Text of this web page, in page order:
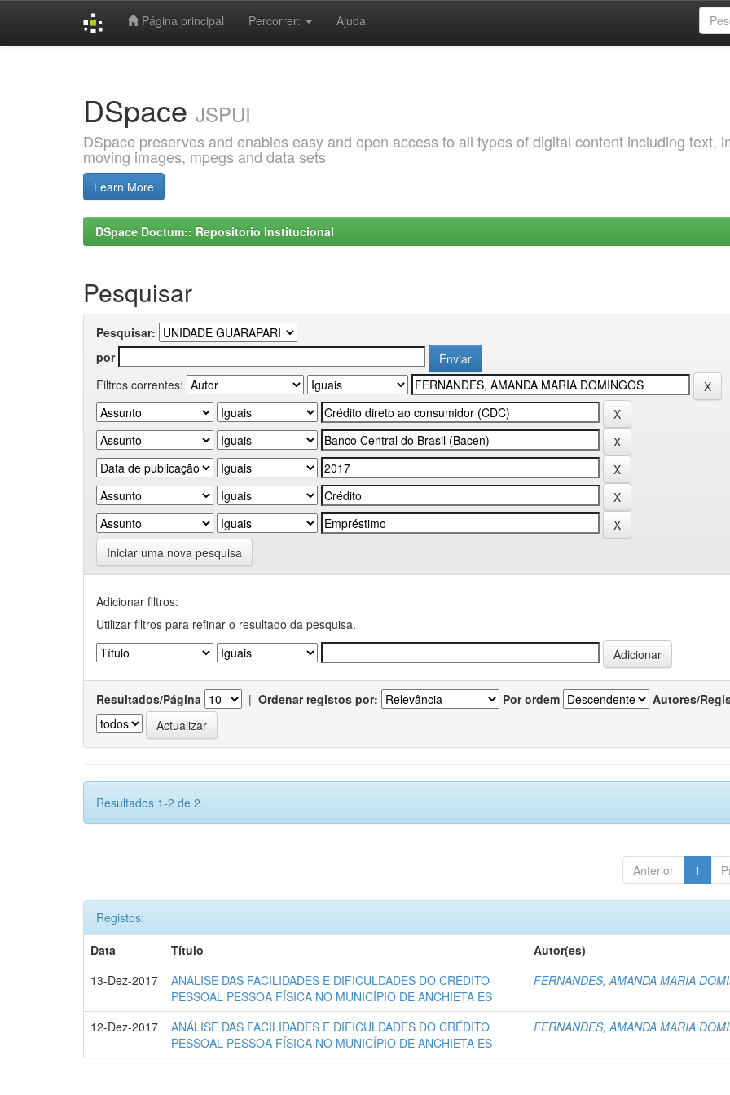
Página principal Percorrer: Ajuda
DSpace JSPUI
DSpace preserves and enables easy and open access to all types of digital content including text,
moving images, mpegs and data sets
Learn More
DSpace Doctum:: Repositorio Institucional
Pesquisar
Pesquisar:
por
Filtros correntes:
Iniciar uma nova pesquisa
Adicionar filtros:
Utilizar filtros para refinar o resultado da pesquisa.
Resultados/Página | Ordenar registos por: Por ordem Autores/
Resultados 1-2 de 2.
Anterior 1
Registos:
Data
Título
Autor(es)
13-Dez-2017
ANÁLISE DAS FACILIDADES E DIFICULDADES DO CRÉDITO
PESSOAL PESSOA FÍSICA NO MUNICÍPIO DE ANCHIETA ES
FERNANDES, AMANDA MARIA
12-Dez-2017
ANÁLISE DAS FACILIDADES E DIFICULDADES DO CRÉDITO
PESSOAL PESSOA FÍSICA NO MUNICÍPIO DE ANCHIETA ES
FERNANDES, AMANDA MARIA